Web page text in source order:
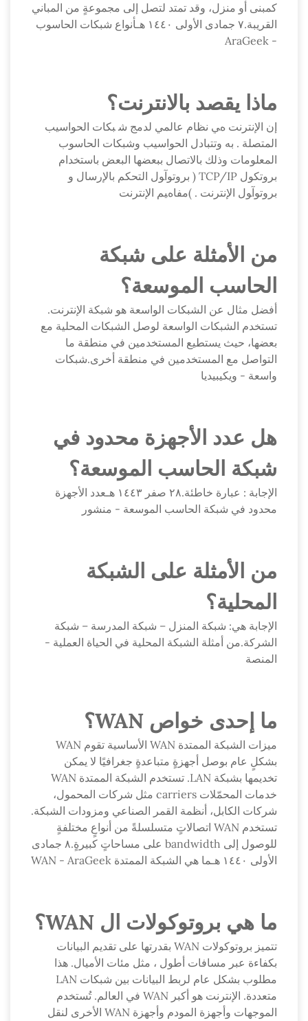
كمبنى أو منزل، وقد تمتد لتصل إلى مجموعةٍ من المباني
القريبة.٧ جمادى الأولى ١٤٤٠ هـأنواع شبكات الحاسوب
- AraGeek
ماذا يقصد بالانترنت؟
إن اﻹﻧﺘﺮﻧﺖ هﻲ ﻧﻈﺎم ﻋﺎﻟﻤﻲ ﻟﺪﻣﺞ ﺷ ﺒﻜﺎت اﻟﺤﻮاﺳﻴﺐ
اﻟﻤﺘﺼﻠﺔ . ﺑﻪ وﺗﺘﺒﺎدل اﻟﺤﻮاﺳﻴﺐ وﺷﺒﻜﺎت اﻟﺤﺎﺳﻮب
اﻟﻤﻌﻠﻮﻣﺎت وذﻟﻚ ﺑﺎﻻﺗﺼﺎل ﺑﺒﻌﻀﻬﺎ اﻟﺒﻌﺾ ﺑﺎﺳﺘﺨﺪام
ﺑﺮوﺗﻜﻮل TCP/IP ( ﺑﺮوﺗﻮآﻮل اﻟﺘﺤﻜﻢ ﺑﺎﻹرﺳﺎل و
ﺑﺮوﺗﻮآﻮل اﻹﻧﺘﺮﻧﺖ . )ﻣﻔﺎهﻴﻢ اﻹﻧﺘﺮﻧﺖ
من الأمثلة على شبكة
الحاسب الموسعة؟
أفضل مثال عن الشبكات الواسعة هو شبكة الإنترنت.
تستخدم الشبكات الواسعة لوصل الشبكات المحلية مع
بعضها، حيث يستطيع المستخدمين في منطقة ما
التواصل مع المستخدمين في منطقة أخرى.شبكات
واسعة - ويكيبيديا
هل عدد الأجهزة محدود في
شبكة الحاسب الموسعة؟
الإجابة : عبارة خاطئة.٢٨ صفر ١٤٤٣ هـعدد الأجهزة
محدود في شبكة الحاسب الموسعة - منشور
من الأمثلة على الشبكة
المحلية؟
الإجابة هي: شبكة المنزل – شبكة المدرسة – شبكة
الشركة.من أمثلة الشبكة المحلية في الحياة العملية -
المنصة
ما إحدى خواص WAN؟
ميزات الشبكة الممتدة WAN الأساسية تقوم WAN
بشكلٍ عام بوصل أجهزةٍ متباعدةٍ جغرافيًا لا يمكن
تخديمها بشبكة LAN. تستخدم الشبكة الممتدة WAN
خدمات المحمّلات carriers مثل شركات المحمول،
شركات الكابل، أنظمة القمر الصناعي ومزودات الشبكة.
تستخدم WAN اتصالاتٍ متسلسلةً من أنواعٍ مختلفةٍ
للوصول إلى bandwidth على مساحاتٍ كبيرةٍ.٨ جمادى
الأولى ١٤٤٠ هـما هي الشبكة الممتدة WAN - AraGeek
ما هي بروتوكولات ال WAN؟
تتميز بروتوكولات WAN بقدرتها على تقديم البيانات
بكفاءة عبر مسافات أطول ، مثل مئات الأميال. هذا
مطلوب بشكل عام لربط البيانات بين شبكات LAN
متعددة. الإنترنت هو أكبر WAN في العالم. تُستخدم
الموجهات وأجهزة المودم وأجهزة WAN الأخرى لنقل